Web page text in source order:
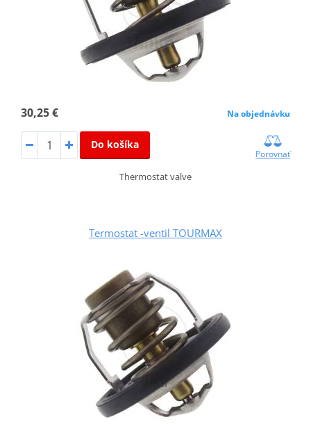
30,25 € Na objednávku
Do košíka
Porovnať
Thermostat valve
Termostat -ventil TOURMAX